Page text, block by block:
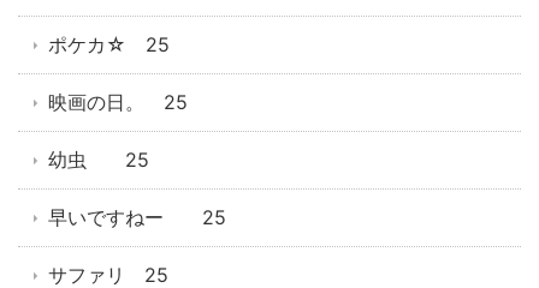
ポケカ☆ 25
映画の日。 25
幼虫 25
早いですねー 25
サファリ 25